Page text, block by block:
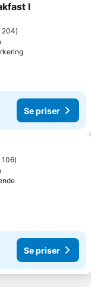
Favoriter
I
204
Se priser
Se priser
Favoriter
106
Se priser
Se priser